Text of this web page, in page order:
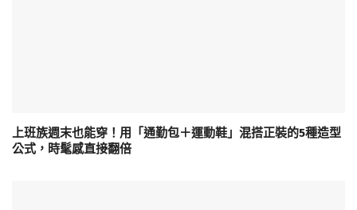
上班族週末也能穿！用「通勤包＋運動鞋」混搭正裝的5種造型
公式，時髦感直接翻倍